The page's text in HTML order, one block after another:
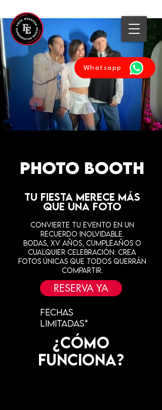
Whatsapp
PHOTO BOOTH
Tu fiesta merece más
que una foto
Convierte tu evento en un
recuerdo inolvidable.
Bodas, XV años, cumpleaños o
cualquier celebración: Crea
fotos únicas que todos querrán
compartir.
RESERVA YA
fechas
limitadas*
¿Cómo
funciona?